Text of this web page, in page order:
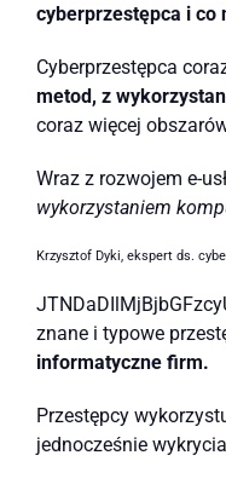
cyberprzestępca i co
Cyberprzestępca
metod, z
coraz więcej
Wraz z rozwojem e-
wykorzystaniem
Krzysztof Dyki, ekspert ds.
znane i typowe
informatyczne firm.
Przestępcy
jednocześnie